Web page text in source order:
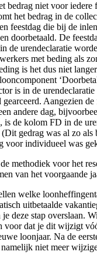
bedrag niet voor iedere
het bedrag in de
feestdag die bij de
doorbetaald. De
de urendeclaratie
met beding als
is het dus niet
is in de urendeclaratie
Aangezien
andere dag,
is de kolom FD in de
(Dit gedrag was al zo
voor individueel was
methodiek voor het
van het voorgaande
welke
uitbetaalde
deze stap overslaan.
voor dat je dit wijzigt
loonjaar. Na de
niet meer